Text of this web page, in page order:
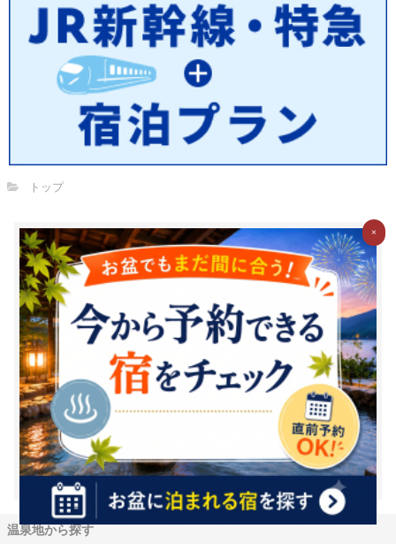
トップ
お湯たびで質問してみませんか？
お湯たびは、みんなが選んだホテルを検索できるホテル予約サイ
トです。質問/回答機能で相互アドバイスをすれば、マイル・電子
マネーに交換できるＧポイント(1Ｇポイント＝1円相当)がどんど
んたまる！
新規登録（無料）はこちら
※1Ｇ＝1円相当は、Ｇポイントの価値の目安となります。ポイント
交換時には、原則として交換手数料が発生します。（一部の交換パ
ートナーを除く）また、交換レートや最低交換数量がパートナーご
とに設定されているため、実質的には1円相当を下回ります。（一部
下回らない場合もございます）詳細は各パートナー毎の交換詳細ペ
ージをご確認ください。
温泉地から探す
×